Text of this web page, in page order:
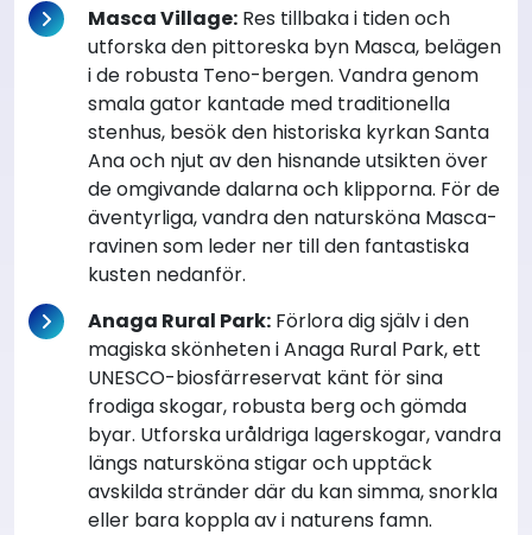
Masca Village: Res tillbaka i tiden och
utforska den pittoreska byn Masca, belägen
i de robusta Teno-bergen. Vandra genom
smala gator kantade med traditionella
stenhus, besök den historiska kyrkan Santa
Ana och njut av den hisnande utsikten över
de omgivande dalarna och klipporna. För de
äventyrliga, vandra den natursköna Masca-
ravinen som leder ner till den fantastiska
kusten nedanför.
Anaga Rural Park: Förlora dig själv i den
magiska skönheten i Anaga Rural Park, ett
UNESCO-biosfärreservat känt för sina
frodiga skogar, robusta berg och gömda
byar. Utforska uråldriga lagerskogar, vandra
längs natursköna stigar och upptäck
avskilda stränder där du kan simma, snorkla
eller bara koppla av i naturens famn.